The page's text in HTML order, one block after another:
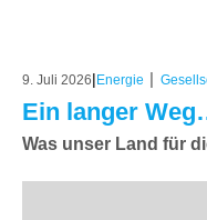
9. Juli 2026| Energie |
Ein langer
Was unser Land für